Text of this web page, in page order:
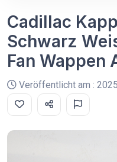
Cadillac
Schwarz
Fan Wappen
Veröffentlicht am :